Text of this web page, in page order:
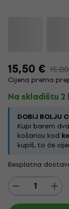
15,50 €
Cijena prema
Na skladištu 2
DOBIJ BOLJU
Kupi barem
košaricu kod
kupiš, to će
Besplatna